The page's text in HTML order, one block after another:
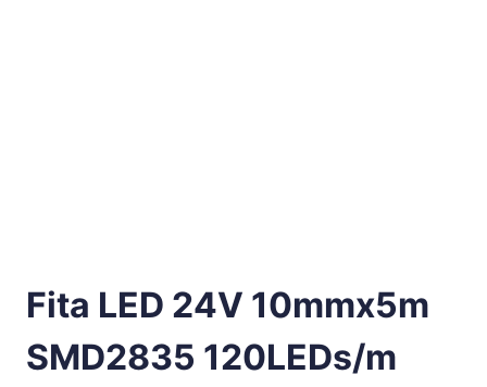
Fita LED 24V 10mmx5m
SMD2835 120LEDs/m